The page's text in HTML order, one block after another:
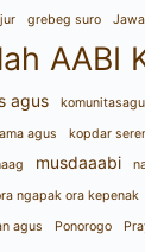
grebeg suro
AABI
agus
agus
kopdar
musdaaabi
ngapak ora kepenak
agus
Ponorogo